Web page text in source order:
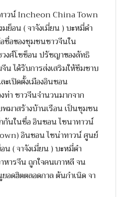
าวน์ Incheon China Town
ย็อน ( จาจังเมี่ยน ) บะหมี่ดำ
ชื่อของชุมชนชาวจีนใน
วงศ์โชซ็อน ปรัชญาของลัทธิ
น ได้รับการส่งเสริมให้ซึมซาบ
เปิดตั้งเมืองอินชอน
า ชาวจีนจำนวนมากจาก
มาสร้างบ้านเรือน เป็นชุมชน
นในชื่อ อินชอน ไชนาทาวน์
อินชอน ไชน่าทาวน์ ศูนย์
น ( จาจังเมี่ยน ) บะหมี่ดำ
ารจีน ถูกใจคนเกาหลี จน
อดฮิตตลอดกาล ต้นกำเนิด จา